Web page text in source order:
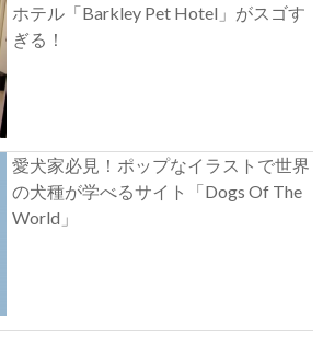
ホテル「Barkley Pet Hotel」がスゴす
ぎる！
愛犬家必見！ポップなイラストで世界
の犬種が学べるサイト「Dogs Of The
World」